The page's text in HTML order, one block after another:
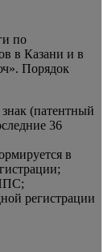
по
в Казани и в
Порядок
(патентный
36
в
регистрации